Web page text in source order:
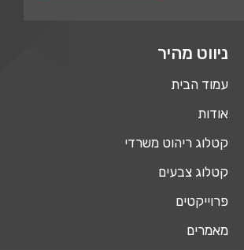
ניווט מהיר
עמוד הבית
אודות
קטלוג ריהוט משרדי
קטלוג צבעים
פרוייקטים
מאמרים